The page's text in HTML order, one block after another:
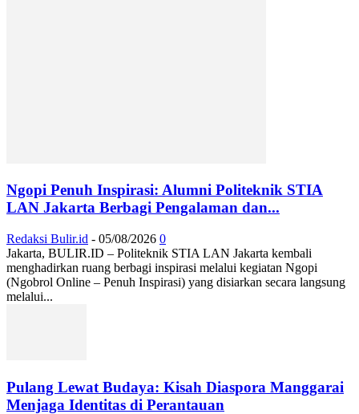
Ngopi Penuh Inspirasi: Alumni Politeknik STIA
LAN Jakarta Berbagi Pengalaman dan...
Redaksi Bulir.id - 05/08/2026 0
Jakarta, BULIR.ID – Politeknik STIA LAN Jakarta kembali
menghadirkan ruang berbagi inspirasi melalui kegiatan Ngopi
(Ngobrol Online – Penuh Inspirasi) yang disiarkan secara langsung
melalui...
Pulang Lewat Budaya: Kisah Diaspora Manggarai
Menjaga Identitas di Perantauan